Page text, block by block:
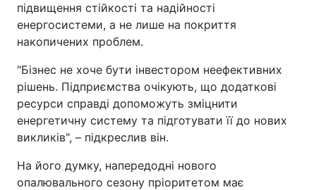
підвищення стійкості та надійності
енергосистеми, а не лише на покриття
накопичених проблем.
"Бізнес не хоче бути інвестором неефективних
рішень. Підприємства очікують, що додаткові
ресурси справді допоможуть зміцнити
енергетичну систему та підготувати її до нових
викликів", – підкреслив він.
На його думку, напередодні нового
опалювального сезону пріоритетом має